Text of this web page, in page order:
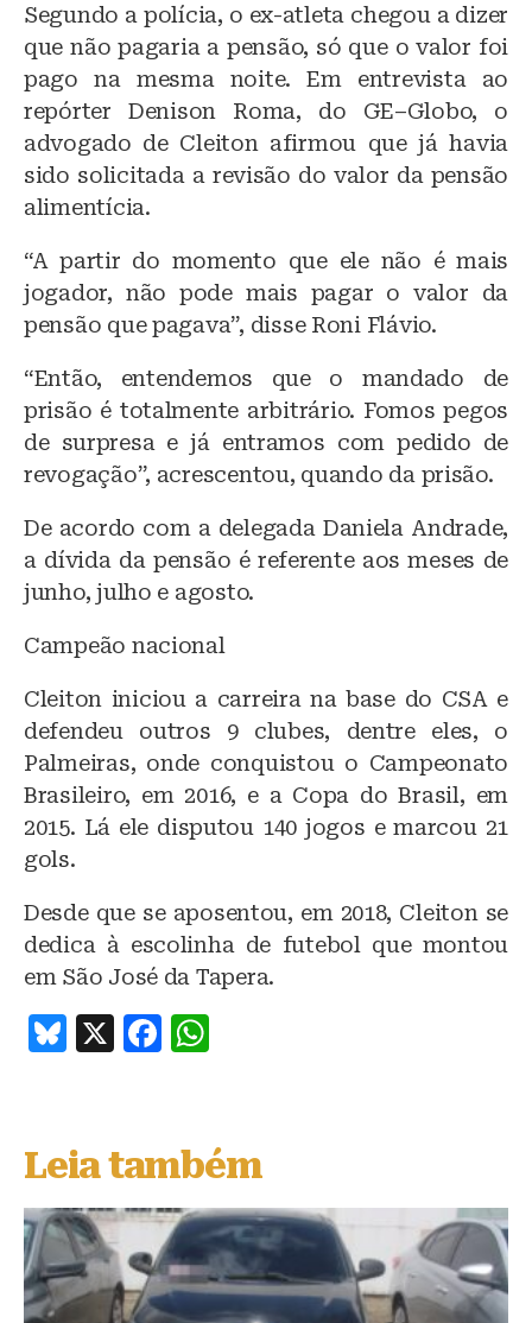
Segundo a polícia, o ex-atleta chegou a dizer
que não pagaria a pensão, só que o valor foi
pago na mesma noite. Em entrevista ao
repórter Denison Roma, do GE–Globo, o
advogado de Cleiton afirmou que já havia
sido solicitada a revisão do valor da pensão
alimentícia.
“A partir do momento que ele não é mais
jogador, não pode mais pagar o valor da
pensão que pagava”, disse Roni Flávio.
“Então, entendemos que o mandado de
prisão é totalmente arbitrário. Fomos pegos
de surpresa e já entramos com pedido de
revogação”, acrescentou, quando da prisão.
De acordo com a delegada Daniela Andrade,
a dívida da pensão é referente aos meses de
junho, julho e agosto.
Campeão nacional
Cleiton iniciou a carreira na base do CSA e
defendeu outros 9 clubes, dentre eles, o
Palmeiras, onde conquistou o Campeonato
Brasileiro, em 2016, e a Copa do Brasil, em
2015. Lá ele disputou 140 jogos e marcou 21
gols.
Desde que se aposentou, em 2018, Cleiton se
dedica à escolinha de futebol que montou
em São José da Tapera.
B
s
k
y
X
F
e
b
o
o
k
s
A
p
p
Leia também